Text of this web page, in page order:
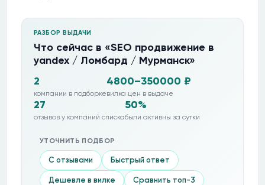
РАЗБОР ВЫДАЧИ
Что сейчас в «SEO продвижение в
yandex / Ломбард / Мурманск»
2
компании в подборке
4800–350000 ₽
вилка цен в выдаче
27
отзывов у компаний списка
50%
были активны за сутки
УТОЧНИТЬ ПОДБОР
С отзывами Быстрый ответ
Дешевле в вилке Сравнить топ-3